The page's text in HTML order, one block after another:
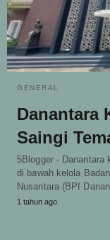
GENERAL
Danantara
Saingi
5Blogger - Danantara
di bawah kelola
Nusantara (BPI
1 tahun ago